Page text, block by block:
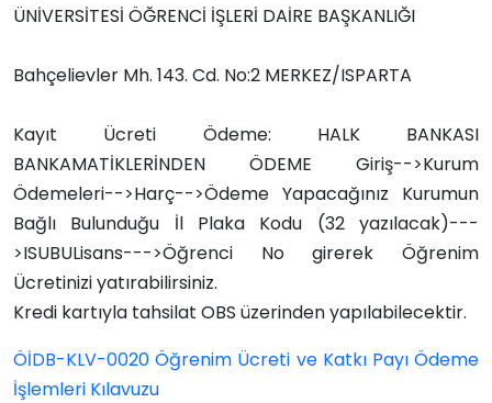
ÜNİVERSİTESİ ÖĞRENCİ İŞLERİ DAİRE BAŞKANLIĞI
Bahçelievler Mh. 143. Cd. No:2 MERKEZ/ISPARTA
Kayıt Ücreti Ödeme: HALK BANKASI
BANKAMATİKLERİNDEN ÖDEME Giriş-->Kurum
Ödemeleri-->Harç-->Ödeme Yapacağınız Kurumun
Bağlı Bulunduğu İl Plaka Kodu (32 yazılacak)---
>ISUBULisans--->Öğrenci No girerek Öğrenim
Ücretinizi yatırabilirsiniz.
Kredi kartıyla tahsilat OBS üzerinden yapılabilecektir.
ÖİDB-KLV-0020 Öğrenim Ücreti ve Katkı Payı Ödeme
İşlemleri Kılavuzu